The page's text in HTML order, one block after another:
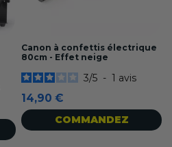
Canon à confettis électrique
80cm - Effet neige
3/5 - 1 avis
14,90 €
COMMANDEZ